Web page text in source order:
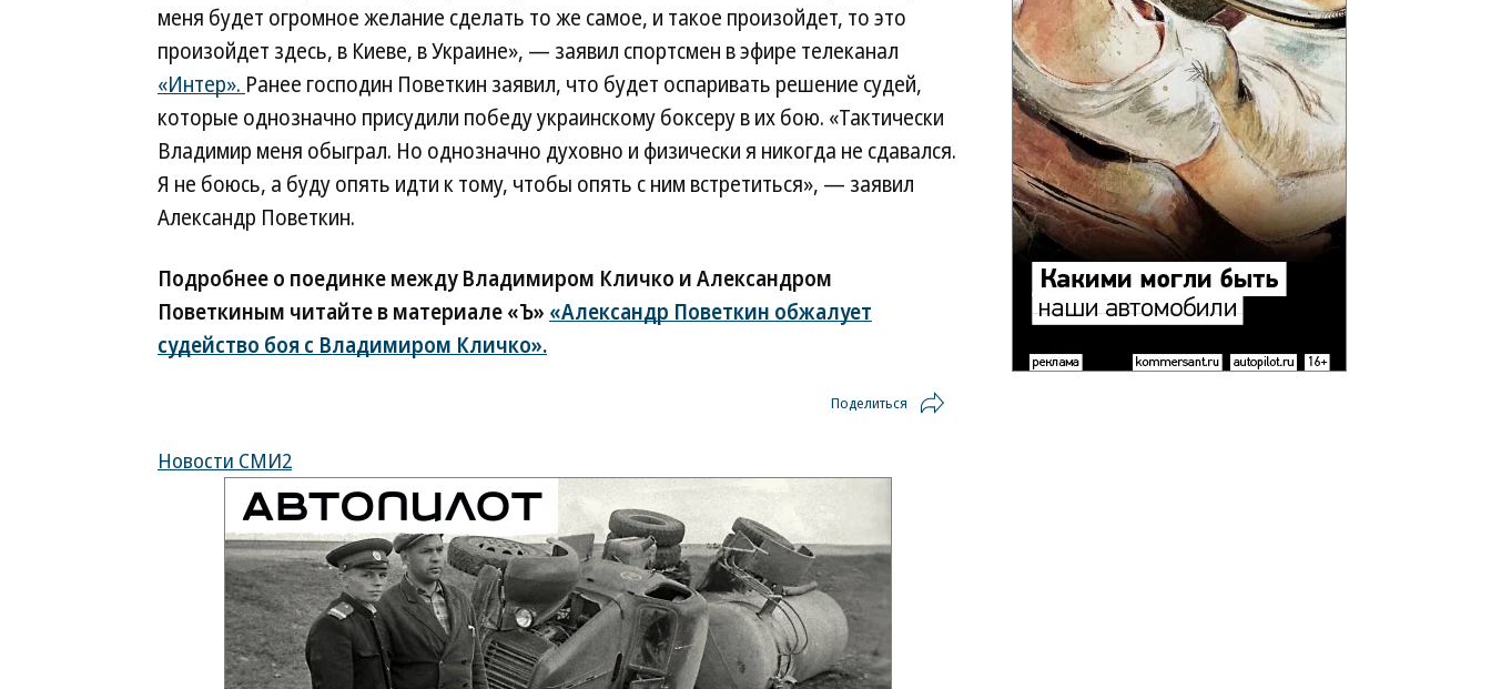
меня будет огромное желание сделать то же самое, и такое произойдет, то это
произойдет здесь, в Киеве, в Украине», — заявил спортсмен в эфире телеканал
«Интер». Ранее господин Поветкин заявил, что будет оспаривать решение судей,
которые однозначно присудили победу украинскому боксеру в их бою. «Тактически
Владимир меня обыграл. Но однозначно духовно и физически я никогда не сдавался.
Я не боюсь, а буду опять идти к тому, чтобы опять с ним встретиться», — заявил
Александр Поветкин.
Подробнее о поединке между Владимиром Кличко и Александром
Поветкиным читайте в материале «Ъ» «Александр Поветкин обжалует
судейство боя с Владимиром Кличко».
Поделиться
Новости СМИ2